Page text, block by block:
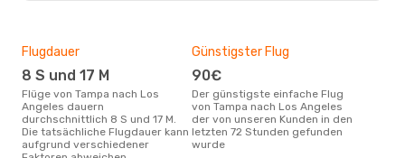
Frontier Airlines
1 Zwischenstopp
TPA- LAX
Frontier Airlines
1 Zwischenstopp
LAX- TPA
Flugdauer
8 S und 17 M
Flüge von Tampa nach Los
Angeles dauern
durchschnittlich 8 S und 17 M.
Die tatsächliche Flugdauer kann
aufgrund verschiedener
Günstigster Flug
90€
Der günstigste einfache Flug
von Tampa nach Los Angeles
der von unseren Kunden in den
letzten 72 Stunden gefunden
wurde